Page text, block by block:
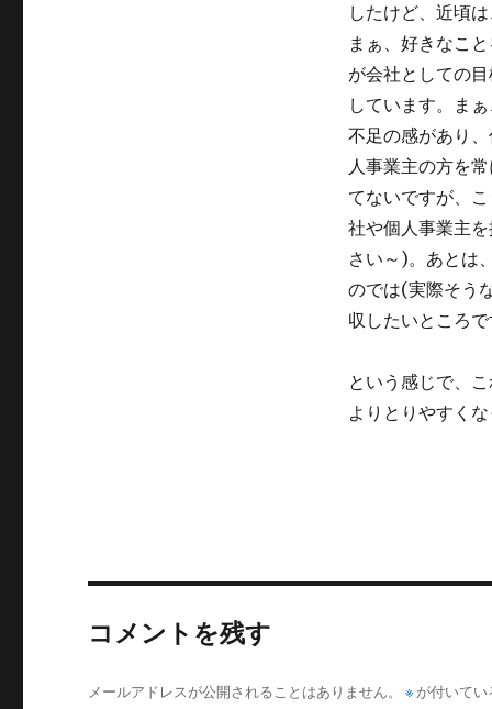
したけど、近頃
まぁ、好きなこ
が会社としての
しています。ま
不足の感があり
人事業主の方を
てないですが、
社や個人事業主
さい～)。あとは
のでは(実際そう
収したいところ
という感じで、
よりとりやすく
コメントを残す
メールアドレスが公開されることはありません。 ※ が付いて